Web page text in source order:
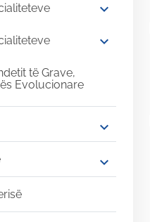
expand_more
expand_more
të Grave,
Evolucionare
expand_more
expand_more